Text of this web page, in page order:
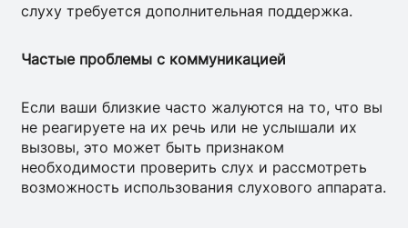
слуху требуется дополнительная поддержка.
Частые проблемы с коммуникацией
Если ваши близкие часто жалуются на то, что вы
не реагируете на их речь или не услышали их
вызовы, это может быть признаком
необходимости проверить слух и рассмотреть
возможность использования слухового аппарата.